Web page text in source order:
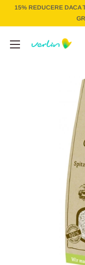
15% REDUCERE DACA